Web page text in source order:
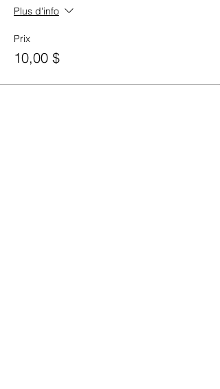
Plus d'info
Prix
10,00 $